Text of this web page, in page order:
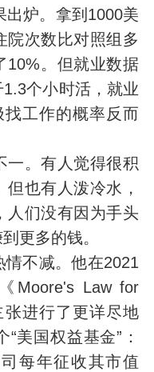
出炉。拿到1000美
院次数比对照组多
10%。但就业数据
个小时活，就业
工作的概率反而
一。有人觉得很积
也有人泼冷水，
人们没有因为手头
更多的钱。
不减。他在2021
Moore's Law for
张进行了更详尽地
美国权益基金”：
每年征收其市值